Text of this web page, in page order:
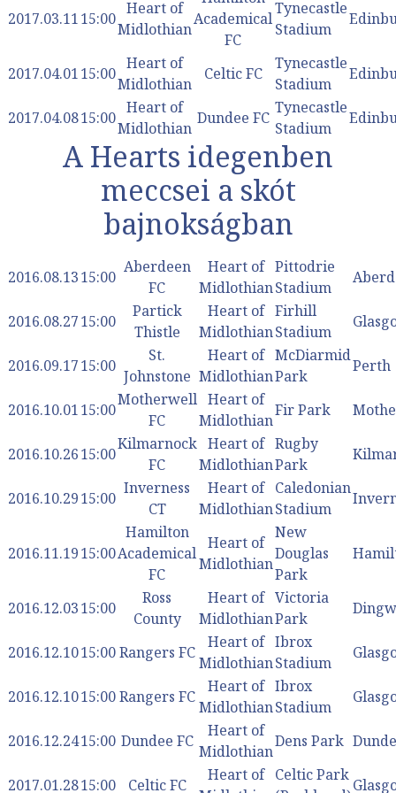
2017.03.1115:00
Heart of
Midlothian
Academical
FC
Tynecastle
Stadium
2017.04.0115:00
Heart of
Midlothian
Celtic FC
Tynecastle
Stadium
2017.04.0815:00
Heart of
Midlothian
Dundee FC
Tynecastle
Stadium
A Hearts idegenben
meccsei a skót
bajnokságban
2016.08.1315:00
Aberdeen
FC
Heart of
Midlothian
Pittodrie
Stadium
2016.08.2715:00
Partick
Thistle
Heart of
Midlothian
Firhill
Stadium
2016.09.1715:00
St.
Johnstone
Heart of
Midlothian
McDiarmid
Park
Perth
2016.10.0115:00
Motherwell
FC
Heart of
Midlothian
Fir Park
2016.10.2615:00
Kilmarnock
FC
Heart of
Midlothian
Rugby
Park
2016.10.2915:00
Inverness
CT
Heart of
Midlothian
Caledonian
Stadium
2016.11.1915:00
Hamilton
Academical
FC
Heart of
Midlothian
New
Douglas
Park
2016.12.0315:00
Ross
County
Heart of
Midlothian
Victoria
Park
2016.12.1015:00 Rangers FC
Heart of
Midlothian
Ibrox
Stadium
2016.12.1015:00 Rangers FC
Heart of
Midlothian
Ibrox
Stadium
2016.12.2415:00 Dundee FC
Heart of
Midlothian
Dens Park
2017.01.2815:00 Celtic FC
Heart of
Celtic Park